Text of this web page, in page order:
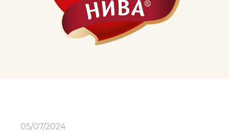
05/07/2024